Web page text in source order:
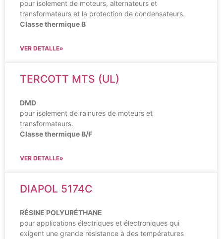
pour isolement de moteurs, alternateurs et
transformateurs et la protection de condensateurs.
Classe thermique B
VER DETALLE»
TERCOTT MTS (UL)
DMD
pour isolement de rainures de moteurs et
transformateurs.
Classe thermique B/F
VER DETALLE»
DIAPOL 5174C
RÉSINE POLYURÉTHANE
pour applications électriques et électroniques qui
exigent une grande résistance à des températures